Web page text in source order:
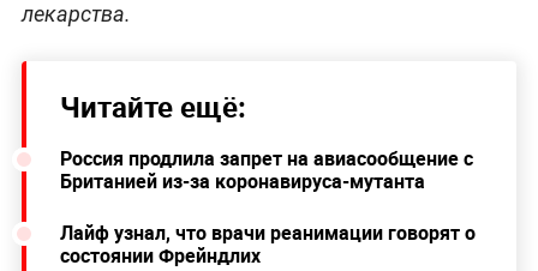
лекарства.
Читайте ещё:
Россия продлила запрет на авиасообщение с
Британией из-за коронавируса-мутанта
Лайф узнал, что врачи реанимации говорят о
состоянии Фрейндлих